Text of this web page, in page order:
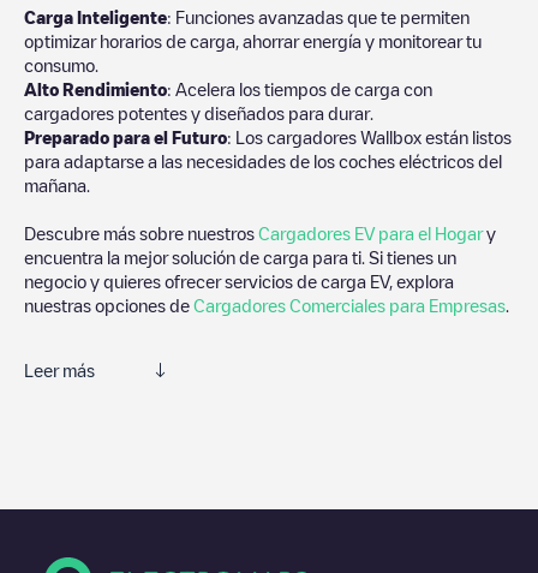
Carga Inteligente: Funciones avanzadas que te permiten
optimizar horarios de carga, ahorrar energía y monitorear tu
consumo.
Alto Rendimiento: Acelera los tiempos de carga con
cargadores potentes y diseñados para durar.
Preparado para el Futuro: Los cargadores Wallbox están listos
para adaptarse a las necesidades de los coches eléctricos del
mañana.
Descubre más sobre nuestros Cargadores EV para el Hogary
encuentra la mejor solución de carga para ti. Si tienes un
negocio y quieres ofrecer servicios de carga EV, explora
nuestras opciones de Cargadores Comerciales para Empresas
Leer más